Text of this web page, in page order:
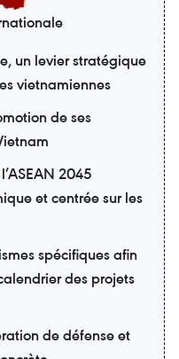
un levier stratégique
vietnamiennes
de ses
2045
et centrée sur les
spécifiques afin
des projets
de défense et